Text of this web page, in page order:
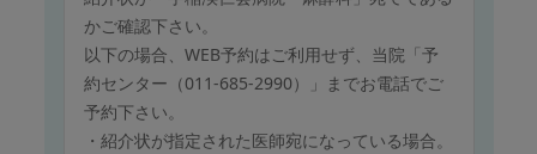
かご確認下さい。
以下の場合、WEB予約はご利用せず、当院「予
約センター（011-685-2990）」までお電話でご
予約下さい。
・紹介状が指定された医師宛になっている場合。